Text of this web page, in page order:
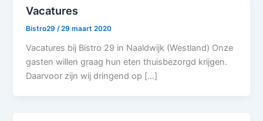
Vacatures
Bistro29/29 maart 2020
Vacatures bij Bistro 29 in Naaldwijk (Westland) Onze
gasten willen graag hun eten thuisbezorgd krijgen.
Daarvoor zijn wij dringend op […]